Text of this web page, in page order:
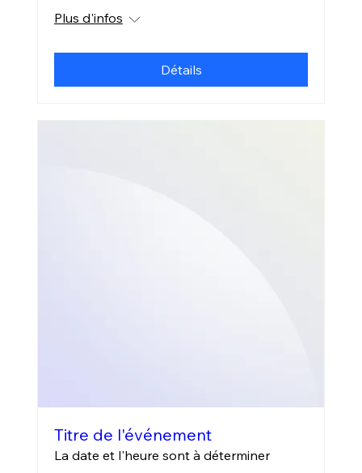
Plus d'infos
Détails
Titre de l'événement
La date et l'heure sont à déterminer